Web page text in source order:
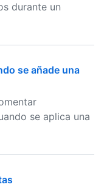
durante un
se añade una
se aplica una